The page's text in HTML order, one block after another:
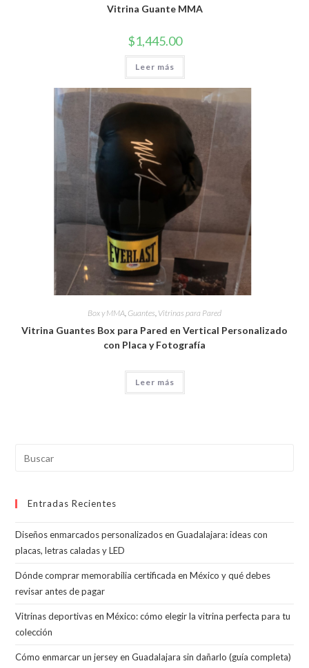
Vitrina Guante MMA
$1,445.00
Leer más
Box y MMA Guantes Vitrinas para Pared
Vitrina Guantes Box para Pared en Vertical Personalizado
con Placa y Fotografía
Leer más
Entradas Recientes
Diseños enmarcados personalizados en Guadalajara: ideas con
placas, letras caladas y LED
Dónde comprar memorabilia certificada en México y qué debes
revisar antes de pagar
Vitrinas deportivas en México: cómo elegir la vitrina perfecta para tu
colección
Cómo enmarcar un jersey en Guadalajara sin dañarlo (guía completa)